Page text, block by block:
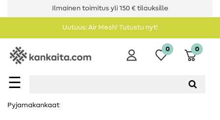
Ilmainen toimitus yli 150 € tilauksille
Uutuus: Air Mesh! Tutustu nyt!
☰
0 0
Pyjamakankaat